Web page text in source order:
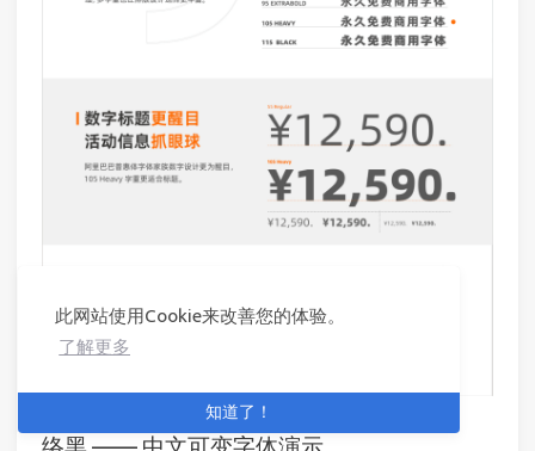
此网站使用Cookie来改善您的体验。
了解更多
知道了！
络黑 —— 中文可变字体演示